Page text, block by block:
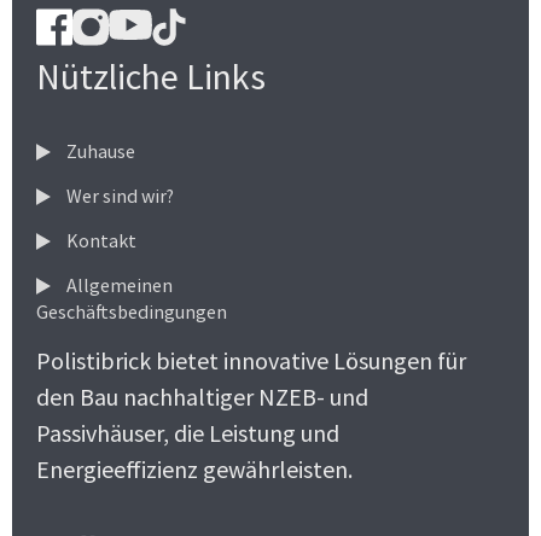
Nützliche Links
Zuhause
Wer sind wir?
Kontakt
Allgemeinen
Geschäftsbedingungen
Polistibrick bietet innovative Lösungen für
den Bau nachhaltiger NZEB- und
Passivhäuser, die Leistung und
Energieeffizienz gewährleisten.